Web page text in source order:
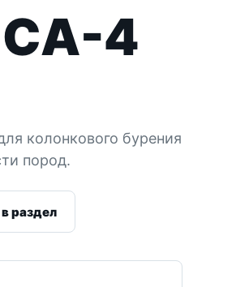
раздела
СА-4
колонкового бурения
пород.
раздел